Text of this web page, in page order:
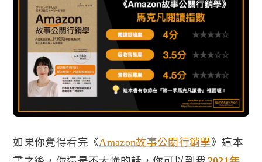
如果你覺得看完 《Amazon故事公關行銷學》這本